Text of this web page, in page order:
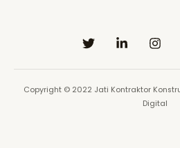
Copyright © 2022 Jati Kontraktor
Digital